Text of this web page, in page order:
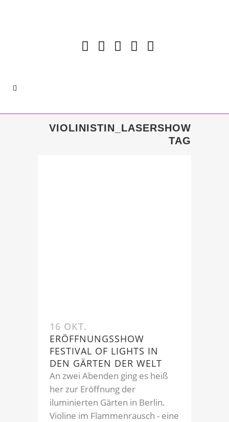
VIOLINISTIN_LASERSHOW
TAG
16 OKT.
ERÖFFNUNGSSHOW
FESTIVAL OF LIGHTS IN
DEN GÄRTEN DER WELT
An zwei Abenden ging es heiß
her zur Eröffnung der
iluminierten Gärten in Berlin.
Violine im Flammenrausch - eine